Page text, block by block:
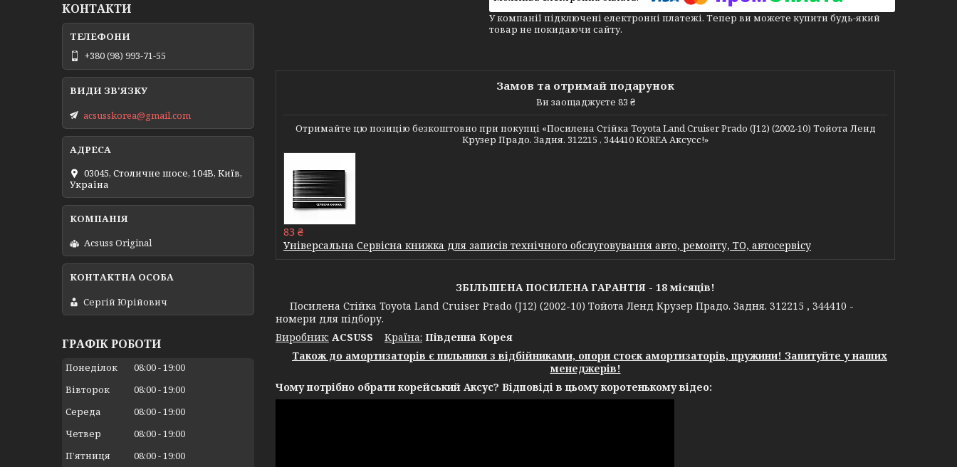
У компанії підключені електронні платежі. Тепер ви можете купити будь-який
товар не покидаючи сайту.
Замов та отримай подарунок
Ви заощаджуєте 83 ₴
Отримайте цю позицію безкоштовно при покупці «Посилена Стійка Toyota Land Cruiser Prado (J12) (2002-10) Тойота Ленд
Крузер Прадо. Задня. 312215 , 344410 KOREA Аксусс!»
83 ₴
Універсальна Сервісна книжка для записів технічного обслуговування авто, ремонту, ТО, автосервісу
ЗБІЛЬШЕНА ПОСИЛЕНА ГАРАНТІЯ - 18 місяців!
Посилена Стійка Toyota Land Cruiser Prado (J12) (2002-10) Тойота Ленд Крузер Прадо. Задня. 312215 , 344410 -
номери для підбору.
Виробник: ACSUSS Крaїна: Південна Корея
Також до амортизаторів є пильники з відбійниками, опори стоєк амортизаторів, пружини! Запитуйте у наших
менеджерів!
Чому потрібно обрати корейський Аксус? Відповіді в цьому коротенькому відео:
КОНТАКТИ
+380 (98) 993-71-55
acsusskorea@gmail.com
03045, Столичне шосе, 104B, Київ,
Україна
Acsuss Original
Сергій Юрійович
ГРАФІК РОБОТИ
Понеділок 08:00 19:00
Вівторок
08:00 19:00
Середа
08:00 19:00
Четвер
08:00 19:00
Пʼятниця
08:00 19:00